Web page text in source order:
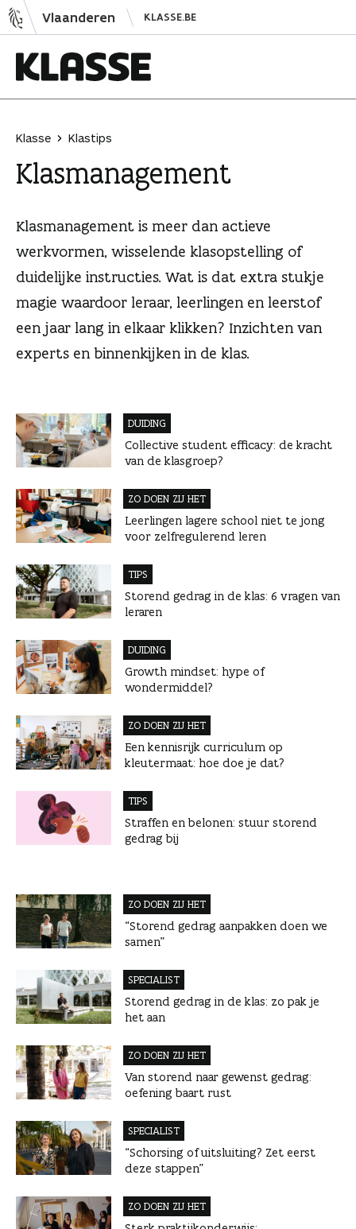
N
a
Vlaanderen KLASSE.BE
a
s
Klasse Klastips
Klas­management
Klasmanagement is meer dan actieve
werkvormen, wisselende klasopstelling of
duidelijke instructies. Wat is dat extra stukje
magie waardoor leraar, leerlingen en leerstof
een jaar lang in elkaar klikken? Inzichten van
experts en binnenkijken in de klas.
DUIDING
Collective student efficacy: de kracht
van de klasgroep?
ZO DOEN ZIJ HET
Leerlingen lagere school niet te jong
voor zelfregulerend leren
TIPS
Storend gedrag in de klas: 6 vragen van
leraren
DUIDING
Growth mindset: hype of
wondermiddel?
ZO DOEN ZIJ HET
Een kennisrijk curriculum op
kleutermaat: hoe doe je dat?
TIPS
Straffen en belonen: stuur storend
gedrag bij
ZO DOEN ZIJ HET
“Storend gedrag aanpakken doen we
samen”
SPECIALIST
Storend gedrag in de klas: zo pak je
het aan
ZO DOEN ZIJ HET
Van storend naar gewenst gedrag:
oefening baart rust
SPECIALIST
“Schorsing of uitsluiting? Zet eerst
deze stappen”
ZO DOEN ZIJ HET